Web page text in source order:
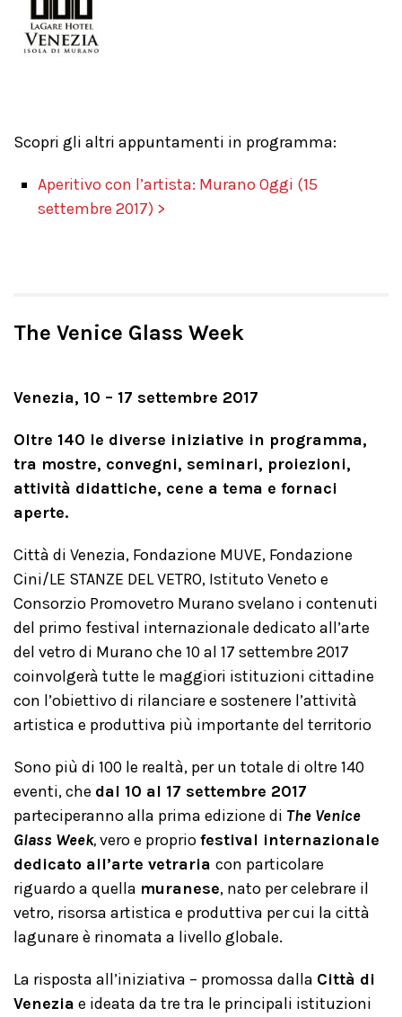
Scopri gli altri appuntamenti in programma:
Aperitivo con l’artista: Murano Oggi (15
settembre 2017) >
The Venice Glass Week
Venezia, 10 – 17 settembre 2017
Oltre 140 le diverse iniziative in programma,
tra mostre, convegni, seminari, proiezioni,
attività didattiche, cene a tema e fornaci
aperte.
Città di Venezia, Fondazione MUVE, Fondazione
Cini/LE STANZE DEL VETRO, Istituto Veneto e
Consorzio Promovetro Murano svelano i contenuti
del primo festival internazionale dedicato all’arte
del vetro di Murano che 10 al 17 settembre 2017
coinvolgerà tutte le maggiori istituzioni cittadine
con l’obiettivo di rilanciare e sostenere l’attività
artistica e produttiva più importante del territorio
Sono più di 100 le realtà, per un totale di oltre 140
eventi, che dal 10 al 17 settembre 2017
parteciperanno alla prima edizione di The Venice
Glass Week,vero e propriofestival internazionale
dedicato all’arte vetraria con particolare
riguardo a quella muranese, nato per celebrare il
vetro, risorsa artistica e produttiva per cui la città
lagunare è rinomata a livello globale.
La risposta all’iniziativa – promossa dalla Città di
Venezia e ideata da tre tra le principali istituzioni